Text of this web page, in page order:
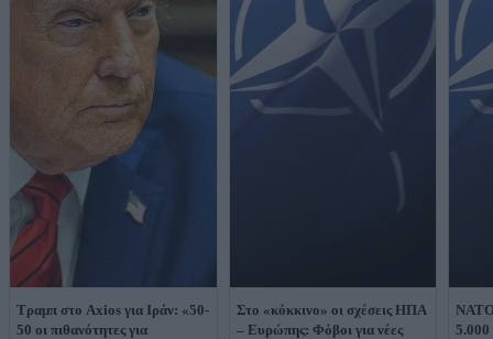
Τραμπ στο Axios για Ιράν: «50-
50 οι πιθανότητες για
Στο «κόκκινο» οι σχέσεις ΗΠΑ
– Ευρώπης: Φόβοι για νέες
5.000